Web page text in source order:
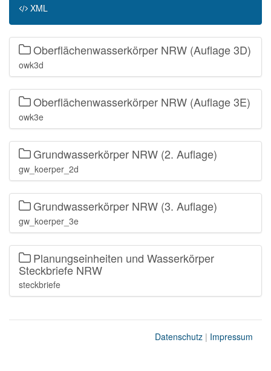
XML
Oberflächenwasserkörper NRW (Auflage 3D)
owk3d
Oberflächenwasserkörper NRW (Auflage 3E)
owk3e
Grundwasserkörper NRW (2. Auflage)
gw_koerper_2d
Grundwasserkörper NRW (3. Auflage)
gw_koerper_3e
Planungseinheiten und Wasserkörper
Steckbriefe NRW
steckbriefe
Datenschutz | Impressum